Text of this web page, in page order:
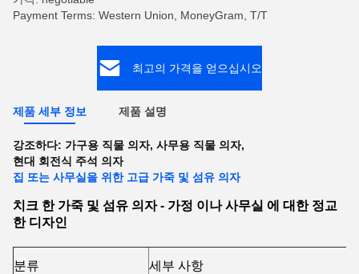
Payment Terms: Western Union, MoneyGram, T/T
최고의 가격을 얻으십시오
제품 세부 정보 제품 설명
강조하다: 가구용 직물 의자, 사무용 직물 의자,
현대 회전식 주석 의자
집 또는 사무실을 위한 고급 가죽 및 섬유 의자
치크 한 가죽 및 섬유 의자 - 가정 이나 사무실 에 대한 정교
한 디자인
분류 세부 사항